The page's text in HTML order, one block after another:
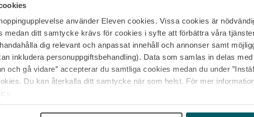
använder Eleven cookies. Vissa cookies är
medan ditt samtycke krävs för cookies i syfte att förbättra våra
dig relevant och anpassat innehåll och annonser samt
inkludera personuppgiftsbehandling). Data som samlas in delas
och gå vidare” accepterar du samtliga cookies medan du under
Du kan återkalla ditt samtycke när som helst. För mer
Om oss
Jobba hos oss
Våra varumärken
Kontakta oss
Vanliga frågor & svar
Spåra min beställning
reklamationer